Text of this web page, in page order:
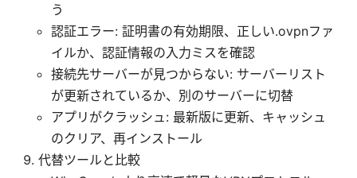
う
認証エラー: 証明書の有効期限、正しい.ovpnファ
イルか、認証情報の入力ミスを確認
接続先サーバーが見つからない: サーバーリスト
が更新されているか、別のサーバーに切替
アプリがクラッシュ: 最新版に更新、キャッシュ
のクリア、再インストール
代替ツールと比較